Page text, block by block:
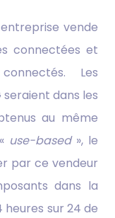
vende
connectées et
Les
dans les
au même
use-based», le
par ce vendeur
dans la
sur 24 de